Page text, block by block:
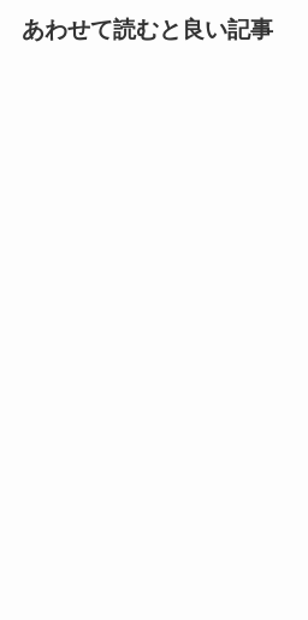
あわせて読むと良い記事